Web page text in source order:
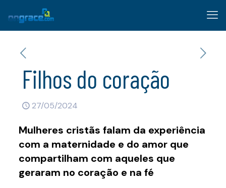
Filhos do coração
27/05/2024
Mulheres cristãs falam da experiência
com a maternidade e do amor que
compartilham com aqueles que
geraram no coração e na fé